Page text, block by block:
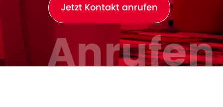
Jetzt Kontakt anrufen
Anrufen